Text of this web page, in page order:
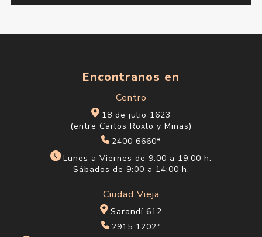
Encontranos en
Centro
18 de julio 1623
(entre Carlos Roxlo y Minas)
2400 6660*
Lunes a Viernes de 9:00 a 19:00 h.
Sábados de 9:00 a 14:00 h.
Ciudad Vieja
Sarandí 612
2915 1202*